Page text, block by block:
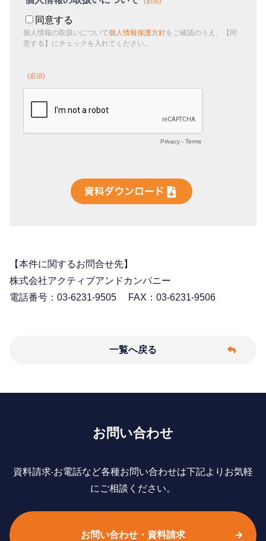
【本件に関するお問合せ先】
株式会社アクティブアンドカンパニー
電話番号：03-6231-9505 FAX：03-6231-9506
一覧へ戻る
お問い合わせ
資料請求‧お電話など各種お問い合わせは下記よりお気軽
にご相談ください。
お問い合わせ・資料請求